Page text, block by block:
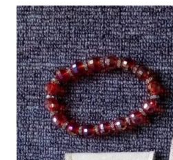
DE
MICROFIBRA
PERSONALIZADA
PARA
ANILLOS
|
BOLSO
PEQUEÑO
A
MEDIDA